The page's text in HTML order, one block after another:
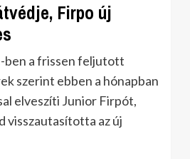
Firpo új
ben a frissen feljutott
szerint ebben a hónapban
elveszíti Junior Firpót,
visszautasította az új